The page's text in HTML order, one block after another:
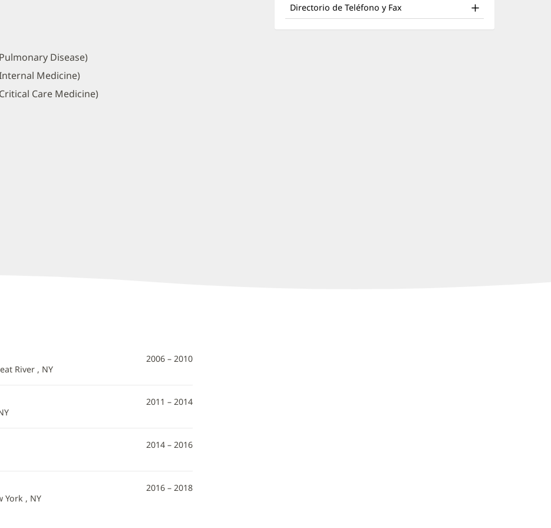
Other
nueva)
Directorio de Teléfono y Fax
Disease)
Medicine)
Care Medicine)
River , NY
2006 – 2010
2011 – 2014
2014 – 2016
York , NY
2016 – 2018